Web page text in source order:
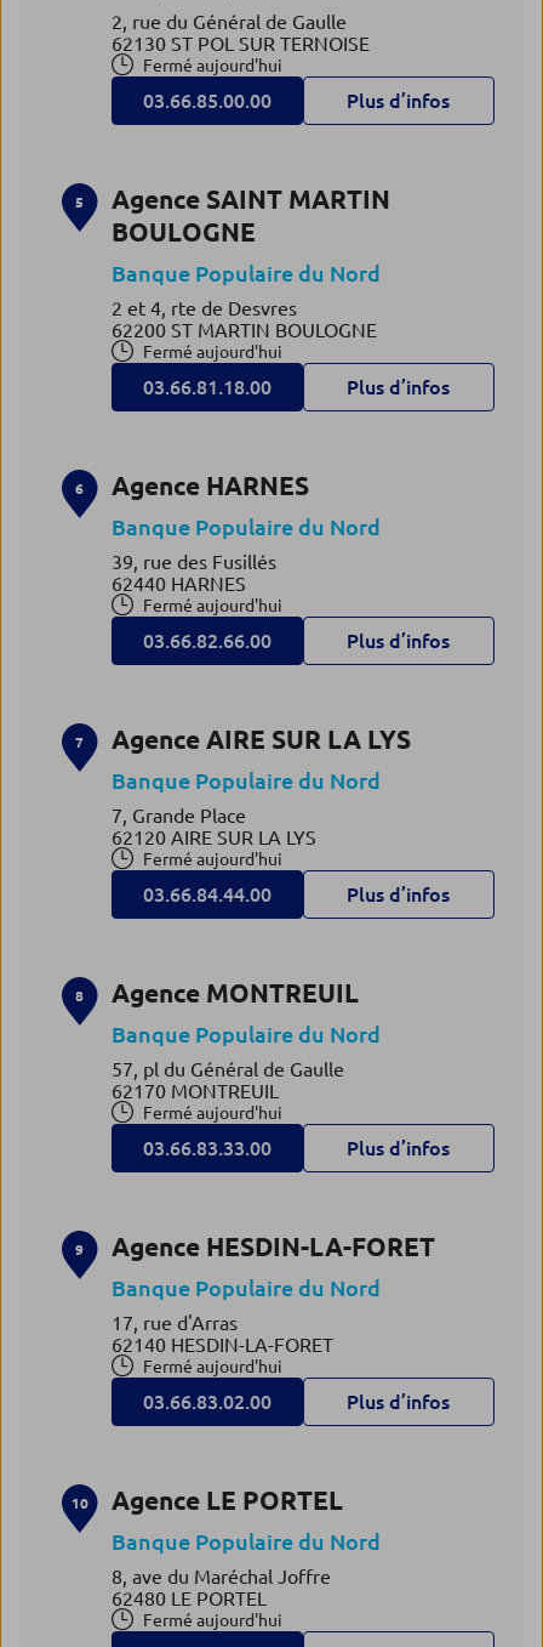
2, rue du Général de Gaulle
62130 ST POL SUR TERNOISE
Fermé aujourd'hui
03.66.85.00.00 Plus d’infos
5
Agence SAINT MARTIN
BOULOGNE
Banque Populaire du Nord
2 et 4, rte de Desvres
62200 ST MARTIN BOULOGNE
Fermé aujourd'hui
03.66.81.18.00 Plus d’infos
6 Agence HARNES
Banque Populaire du Nord
39, rue des Fusillés
62440 HARNES
Fermé aujourd'hui
03.66.82.66.00 Plus d’infos
7 Agence AIRE SUR LA LYS
Banque Populaire du Nord
7, Grande Place
62120 AIRE SUR LA LYS
Fermé aujourd'hui
03.66.84.44.00 Plus d’infos
8 Agence MONTREUIL
Banque Populaire du Nord
57, pl du Général de Gaulle
62170 MONTREUIL
Fermé aujourd'hui
03.66.83.33.00 Plus d’infos
9 Agence HESDIN-LA-FORET
Banque Populaire du Nord
17, rue d'Arras
62140 HESDIN-LA-FORET
Fermé aujourd'hui
03.66.83.02.00 Plus d’infos
10 Agence LE PORTEL
Banque Populaire du Nord
8, ave du Maréchal Joffre
62480 LE PORTEL
Fermé aujourd'hui